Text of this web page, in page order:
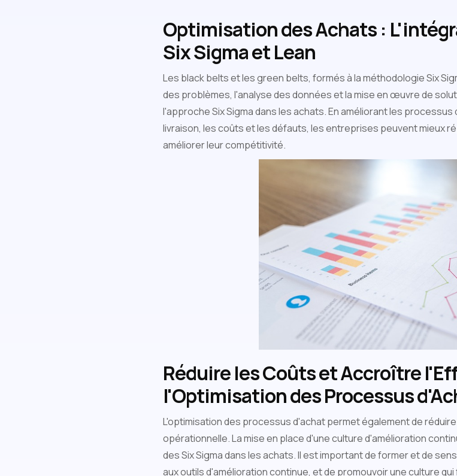
Optimisation des Achats :
Six Sigma et Lean
Les black belts et les green belts, formés à la méthodologie Six
des problèmes, l'analyse des données et la mise en œuvre de
l'approche Six Sigma dans les achats. En améliorant les
livraison, les coûts et les défauts, les entreprises peuvent mieux
améliorer leur compétitivité.
Réduire les Coûts et Accroître
l'Optimisation des Processus
L'optimisation des processus d'achat permet également de
opérationnelle. La mise en place d'une culture d'amélioration
des Six Sigma dans les achats. Il est important de former et de
aux outils d'amélioration continue, et de promouvoir une culture